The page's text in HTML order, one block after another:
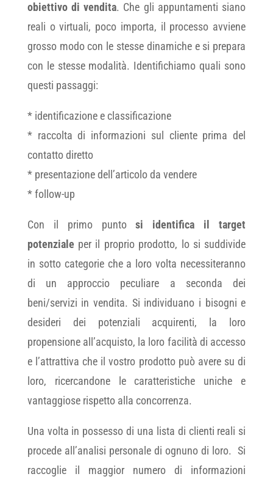
obiettivo di vendita. Che gli appuntamenti siano
reali o virtuali, poco importa, il processo avviene
grosso modo con le stesse dinamiche e si prepara
con le stesse modalità. Identifichiamo quali sono
questi passaggi:
* identificazione e classificazione
* raccolta di informazioni sul cliente prima del
contatto diretto
* presentazione dell’articolo da vendere
* follow-up
Con il primo puntosi identifica il target
potenziale per il proprio prodotto, lo si suddivide
in sotto categorie che a loro volta necessiteranno
di un approccio peculiare a seconda dei
beni/servizi in vendita. Si individuano i bisogni e
desideri dei potenziali acquirenti, la loro
propensione all’acquisto, la loro facilità di accesso
e l’attrattiva che il vostro prodotto può avere su di
loro, ricercandone le caratteristiche uniche e
vantaggiose rispetto alla concorrenza.
Una volta in possesso di una lista di clienti reali si
procede all’analisi personale di ognuno di loro. Si
raccoglie il maggior numero di informazioni